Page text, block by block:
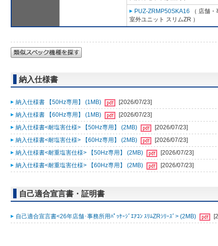
PUZ-ZRMP50SKA16 （ 店舗
室外ユニット スリムZR ）
納入仕様書
納入仕様書 【50Hz専用】 (1MB)
[2026/07/23]
納入仕様書 【60Hz専用】 (1MB)
[2026/07/23]
納入仕様書<耐塩害仕様> 【50Hz専用】 (2MB)
[2026/07/23]
納入仕様書<耐塩害仕様> 【60Hz専用】 (2MB)
[2026/07/23]
納入仕様書<耐重塩害仕様> 【50Hz専用】 (2MB)
[2026/07/23]
納入仕様書<耐重塩害仕様> 【60Hz専用】 (2MB)
[2026/07/23]
自己適合宣言書・証明書
自己適合宣言書<26年店舗･事務所用ﾊﾟｯｹｰｼﾞｴｱｺﾝ ｽﾘﾑZRｼﾘｰｽﾞ> (2MB)